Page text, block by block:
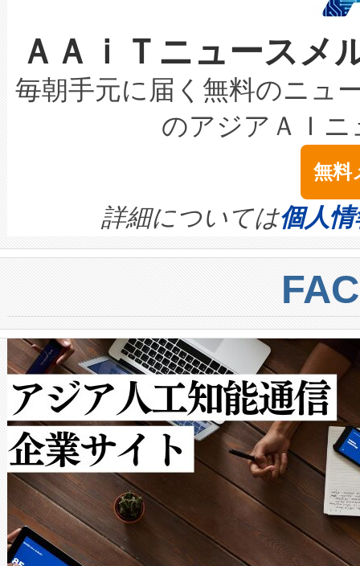
取得できる可能性もあります
設には、3億～4億ドルかか
最高経営責任者（CEO）であ
す。「当社のfully-connected
ームを利用すれば、6,000万
きます。この効率性は、フェ
限を超えて利用可能な電力容
持できるよう貢献します。こ
ービスレベル契約（SLA）違
テリー性能の劣化によるダウ
念は、現在データセンターが
ます。 Voltaiq provides a
quality and reliability for AI
BESS stack to ensure battery
centers. Voltaiqは、ai&のAI
からシステム統合、試運転、
クルの各段階のデータを監視
[…]
なレーザースポットにより、
な環境下でも豊かなディテー
キロメートル範囲を検出
LiDAR for Inspections,
は1535 nmレーザーを搭載。
イズの小径化を実現すること
す。ノーマルモードでは、
ートル先まで検出でき、これ
トに対して約600メートルに
では、反射率10％のターゲッ
で向上し、最大検知距離は
ットだけで最大1キロメート
ルの変電所周囲を監視でき、
作業と点群処理を簡素化でき
Avia 2は、2種類のFOVオプシ
× 80°のノーマルモード、長
ードを切り替えて使用するこ
ＡＡｉＴニュース
毎朝手元に届く無料のニュ
のアジアＡＩ
無料
詳細については個人